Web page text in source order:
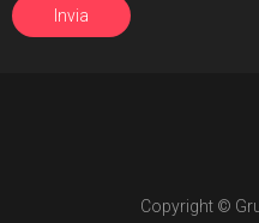
Copyright ©